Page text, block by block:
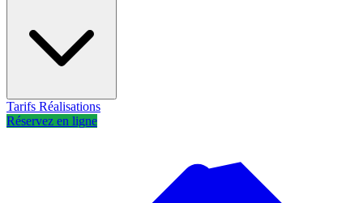
Tarifs Réalisations
Réservez en ligne